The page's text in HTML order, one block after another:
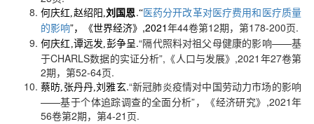
何庆红,赵绍阳,刘国恩.“医药分开改革对医疗费用和医疗质量
的影响”，《世界经济》,2021年44卷第12期，第178-200页.
何庆红,谭远发,彭争呈.“隔代照料对祖父母健康的影响——基
于CHARLS数据的实证分析”,《人口与发展》,2021年27卷第
2期，第52-64页.
蔡昉, 张丹丹,刘雅玄.“新冠肺炎疫情对中国劳动力市场的影响
——基于个体追踪调查的全面分析”，《经济研究》,2021年
56卷第2期，第4-21页.